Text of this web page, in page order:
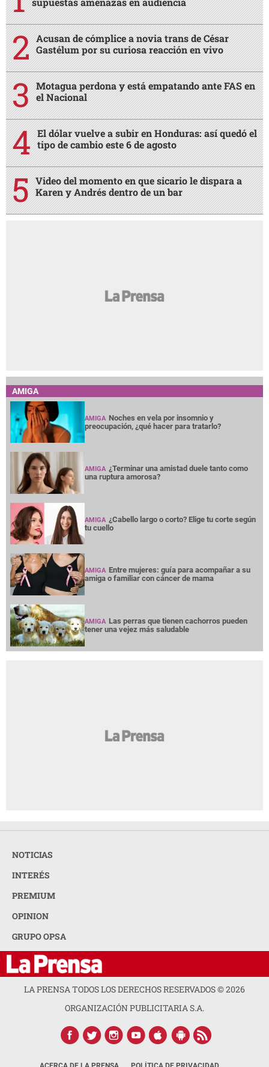
Acusan de cómplice a novia trans de César
Gastélum por su curiosa reacción en vivo
Motagua perdona y está empatando ante FAS en
el Nacional
El dólar vuelve a subir en Honduras: así quedó el
tipo de cambio este 6 de agosto
Video del momento en que sicario le dispara a
Karen y Andrés dentro de un bar
AMIGA
AMIGA Noches en vela por insomnio y
preocupación, ¿qué hacer para tratarlo?
AMIGA ¿Terminar una amistad duele tanto como
una ruptura amorosa?
AMIGA ¿Cabello largo o corto? Elige tu corte según
tu cuello
AMIGA Entre mujeres: guía para acompañar a su
amiga o familiar con cáncer de mama
AMIGA Las perras que tienen cachorros pueden
tener una vejez más saludable
NOTICIAS
INTERÉS
PREMIUM
OPINION
GRUPO OPSA
LA PRENSA TODOS LOS DERECHOS RESERVADOS ©2026
ORGANIZACIÓN PUBLICITARIA S.A.